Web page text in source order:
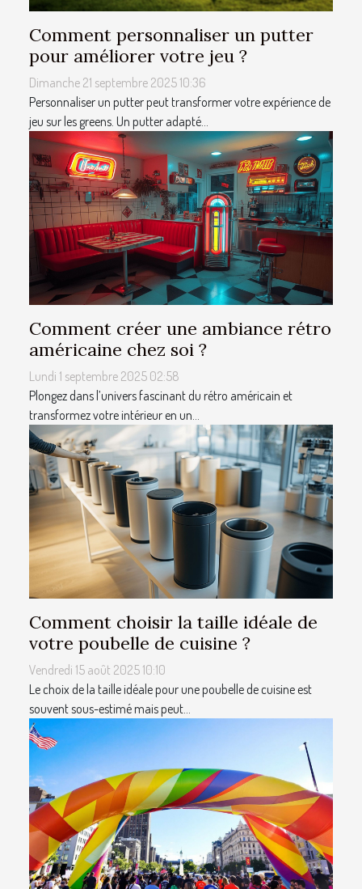
Comment personnaliser un putter
pour améliorer votre jeu ?
Dimanche 21 septembre 2025 10:36
Personnaliser un putter peut transformer votre expérience de
jeu sur les greens. Un putter adapté...
Comment créer une ambiance rétro
américaine chez soi ?
Lundi 1 septembre 2025 02:58
Plongez dans l’univers fascinant du rétro américain et
transformez votre intérieur en un...
Comment choisir la taille idéale de
votre poubelle de cuisine ?
Vendredi 15 août 2025 10:10
Le choix de la taille idéale pour une poubelle de cuisine est
souvent sous-estimé mais peut...